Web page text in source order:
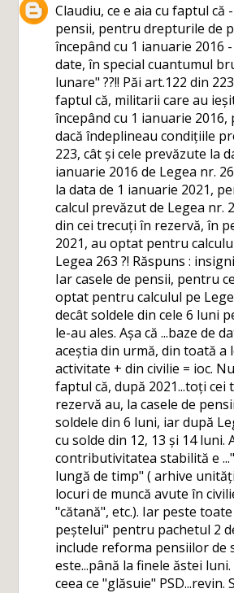
Claudiu, ce e aia cu faptul că
pensii, pentru drepturile de
începând cu 1 ianuarie 2016
date, în special cuantumul
lunare" ??!! Păi art.122 din
faptul că, militarii care au
începând cu 1 ianuarie
dacă îndeplineau condițiile
223, cât și cele prevăzute la
ianuarie 2016 de Legea nr.
la data de 1 ianuarie 2021,
calcul prevăzut de Legea nr.
din cei trecuți în rezervă, în
2021, au optat pentru
Legea 263 ?! Răspuns :
Iar casele de pensii, pentru
optat pentru calculul pe
decât soldele din cele 6 luni
le-au ales. Așa că ...baze de
aceștia din urmă, din toată a
activitate + din civilie = ioc.
faptul că, după 2021...toți cei
rezervă au, la casele de
soldele din 6 luni, iar după
cu solde din 12, 13 și 14 luni.
contributivitatea stabilită e
lungă de timp" ( arhive
locuri de muncă avute în
"cătană", etc.). Iar peste
peștelui" pentru pachetul 2
include reforma pensiilor de
este...până la finele ăstei
ceea ce "glăsuie" PSD...revin.